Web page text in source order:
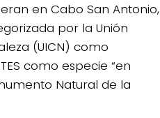
en Cabo San Antonio,
por la Unión
(UICN) como
como especie “en
Natural de la